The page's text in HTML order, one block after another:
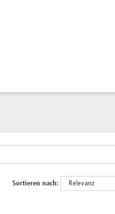
Sortieren nach